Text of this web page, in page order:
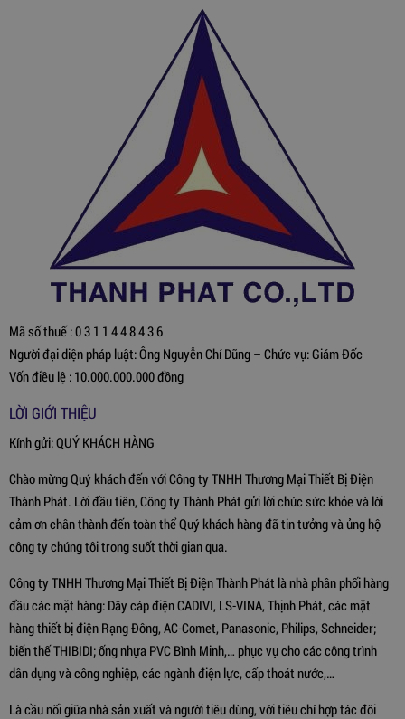
Mã số thuế : 0 3 1 1 4 4 8 4 3 6
Người đại diện pháp luật: Ông Nguyễn Chí Dũng – Chức vụ: Giám Đốc
Vốn điều lệ : 10.000.000.000 đồng
LỜI GIỚI THIỆU
Kính gửi: QUÝ KHÁCH HÀNG
Chào mừng Quý khách đến với Công ty TNHH Thương Mại Thiết Bị Điện
Thành Phát. Lời đầu tiên, Công ty Thành Phát gửi lời chúc sức khỏe và lời
cảm ơn chân thành đến toàn thể Quý khách hàng đã tin tưởng và ủng hộ
công ty chúng tôi trong suốt thời gian qua.
Công ty TNHH Thương Mại Thiết Bị Điện Thành Phát là nhà phân phối hàng
đầu các mặt hàng: Dây cáp điện CADIVI, LS-VINA, Thịnh Phát, các mặt
hàng thiết bị điện Rạng Đông, AC-Comet, Panasonic, Philips, Schneider;
biến thế THIBIDI; ống nhựa PVC Bình Minh,… phục vụ cho các công trình
dân dụng và công nghiệp, các ngành điện lực, cấp thoát nước,…
Là cầu nối giữa nhà sản xuất và người tiêu dùng, với tiêu chí hợp tác đôi